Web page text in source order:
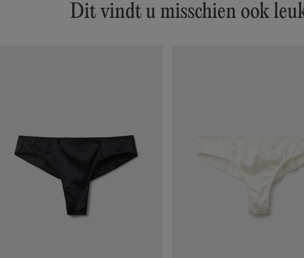
Dit vindt u misschien ook